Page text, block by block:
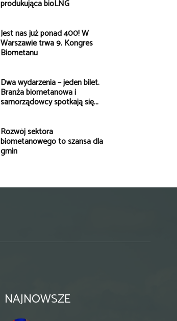
produkująca bioLNG
Jest nas już ponad 400! W
Warszawie trwa 9. Kongres
Biometanu
Dwa wydarzenia – jeden bilet.
Branża biometanowa i
samorządowcy spotkają się...
Rozwój sektora
biometanowego to szansa dla
gmin
NAJNOWSZE